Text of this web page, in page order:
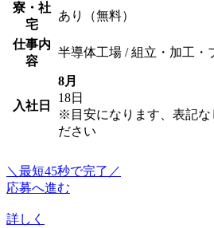
寮・社
宅
あり（無料）
仕事内
容
半導体工場 / 組立・加工・
入社日
8月
18日
※目安になります、表記な
ださい
＼最短45秒で完了／
応募へ進む
詳しく